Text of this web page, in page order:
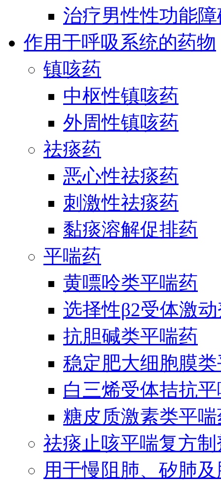
治疗男性性功能
作用于呼吸系统的药物
镇咳药
中枢性镇咳药
外周性镇咳药
祛痰药
恶心性祛痰药
刺激性祛痰药
黏痰溶解促排药
平喘药
黄嘌呤类平喘药
选择性β2受体激
抗胆碱类平喘药
稳定肥大细胞膜
白三烯受体拮抗
糖皮质激素类平
祛痰止咳平喘复方制
用于慢阻肺、矽肺